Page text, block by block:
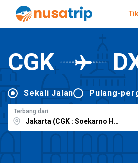
CGK
Sekali Jalan Pulang-
Terbang dari